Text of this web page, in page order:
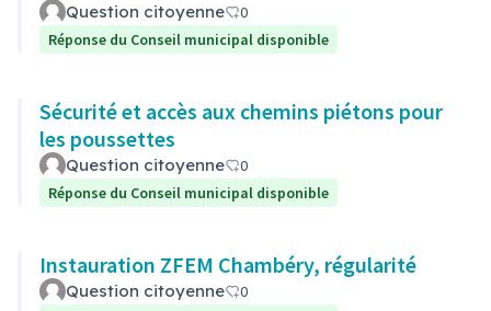
Question citoyenne
0
Réponse du Conseil municipal disponible
Sécurité et accès aux chemins piétons pour
les poussettes
Question citoyenne
0
Réponse du Conseil municipal disponible
Instauration ZFEM Chambéry, régularité
Question citoyenne
0